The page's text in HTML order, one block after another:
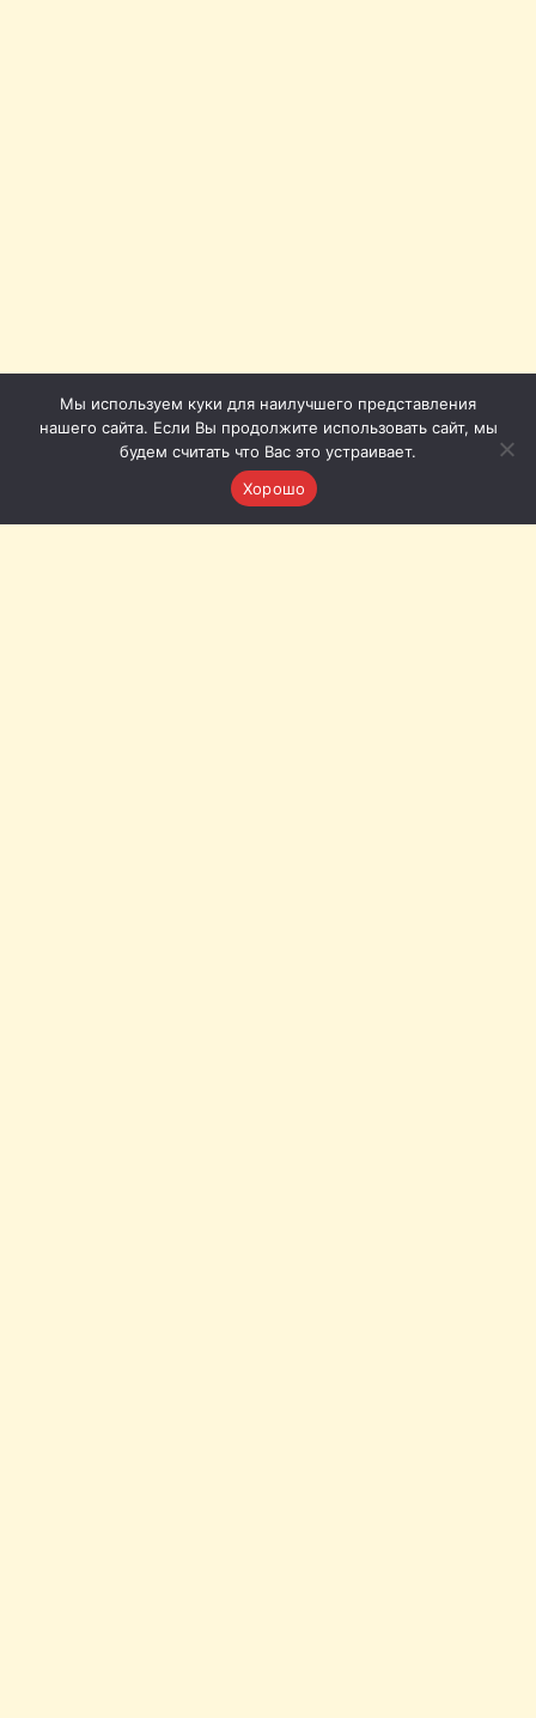
Мы используем куки для наилучшего представления
нашего сайта. Если Вы продолжите использовать сайт, мы
будем считать что Вас это устраивает.
Хорошо